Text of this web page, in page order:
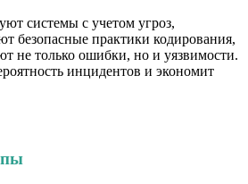
системы с учетом угроз,
безопасные практики кодирования,
не только ошибки, но и уязвимости.
инцидентов и экономит